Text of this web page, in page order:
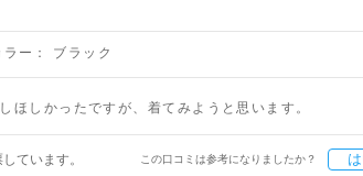
ー： ブラック
ほしかったですが、着てみようと思います。
この口コミは参考になりましたか？
ています。